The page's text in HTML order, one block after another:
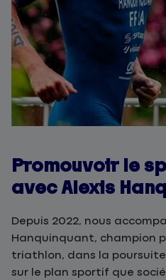
Promouvoir le
avec Alexis
Depuis 2022, nous
Hanquinquant, champion
triathlon, dans la
sur le plan sportif que